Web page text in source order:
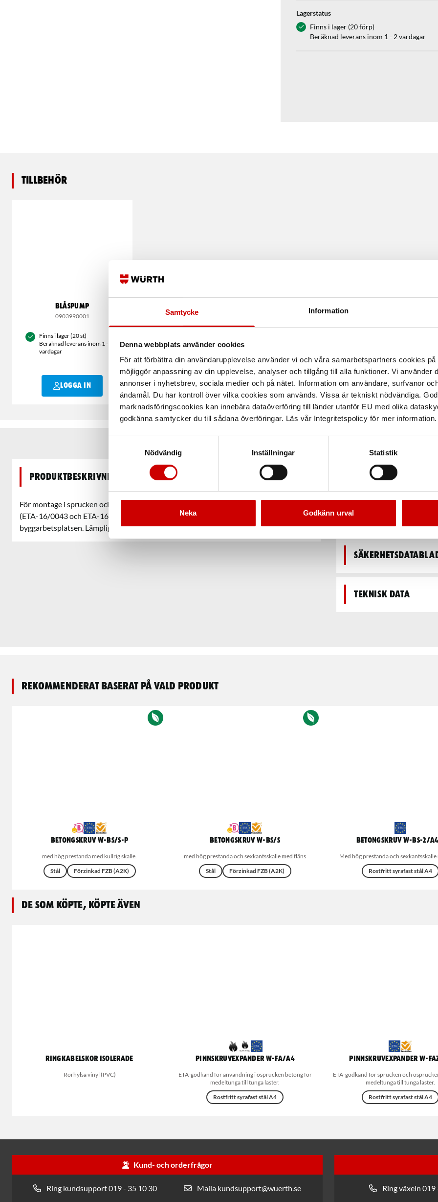
Samtycke Information
Denna webbplats använder cookies
För att förbättra din användarupplevelse använder vi och våra samarbetspartners cookies
möjliggör anpassning av din upplevelse, analyser och tillgång till alla funktioner. Vi använder
annonser i nyhetsbrev, sociala medier och på nätet. Information om användare, surfvanor
ändamål. Du har kontroll över vilka cookies som används. Vissa är tekniskt nödvändiga.
marknadsföringscookies kan innebära dataöverföring till länder utanför EU med olika
godkänna samtycker du till sådana överföringar. Läs vår Integritetspolicy för mer information.
Nödvändig
Inställningar Statistik
Neka Godkänn urval
Lagerstatus
Finns i lager (20 förp)
Beräknad leverans inom 1 - 2 vardagar
Tillbehör
BLÅSPUMP
0903990001
Finns i lager (20 st)
Beräknad leverans inom 1 - 2
vardagar
LOGGA IN
Produktbeskrivning
För montage i sprucken och osprucken betong med europeiskt tekniskt godkännande
(ETA-16/0043 och ETA-16/0128 ) som tillåter nästan varje montage på
byggarbetsplatsen. Lämplig för den professionella användaren med höga krav.
Teknisk data
Rekommenderat baserat på vald produkt
Betongskruv W-BS/S-P
med hög prestanda med kullrig skalle.
Stål
Förzinkad FZB (A2K)
Betongskruv W-BS/S
med hög prestanda och sexkantsskalle med fläns
Stål
Förzinkad FZB (A2K)
Betongskruv W-BS-2/
Med hög prestanda och sexkantsskalle
Rostfritt syrafast stål A4
De som köpte, köpte även
Ringkabelskor Isolerade
Rörhylsa vinyl (PVC)
Pinnskruvexpander W-FA/A4
ETA-godkänd för användning i osprucken betong för
medeltunga till tunga laster.
Rostfritt syrafast stål A4
Pinnskruvexpander W-
ETA-godkänd för sprucken och
medeltunga till tunga laster.
Rostfritt syrafast stål A4
Kund- och orderfrågor
Ring kundsupport 019 - 35 10 30 Maila kundsupport@wuerth.se Ring växeln 019